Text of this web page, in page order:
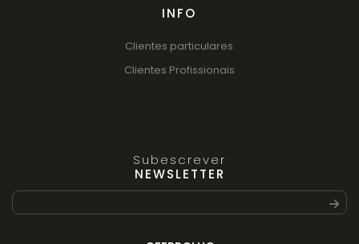
INFO
Clientes particulares
Clientes Profissionais
Subescrever
NEWSLETTER